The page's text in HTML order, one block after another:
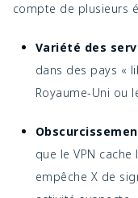
compte de plusieurs
Variété des
dans des pays «
Royaume-Uni ou
que le VPN
empêche X de